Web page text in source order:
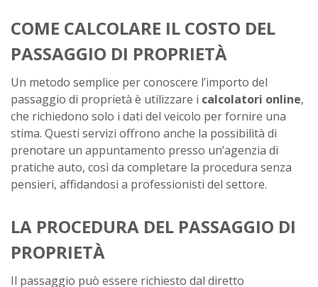
COME CALCOLARE IL COSTO DEL
PASSAGGIO DI PROPRIETÀ
Un metodo semplice per conoscere l’importo del
passaggio di proprietà è utilizzare i calcolatori online,
che richiedono solo i dati del veicolo per fornire una
stima. Questi servizi offrono anche la possibilità di
prenotare un appuntamento presso un’agenzia di
pratiche auto, così da completare la procedura senza
pensieri, affidandosi a professionisti del settore.
LA PROCEDURA DEL PASSAGGIO DI
PROPRIETÀ
Il passaggio può essere richiesto dal diretto